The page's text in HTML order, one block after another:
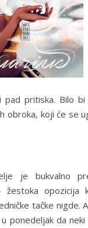
pad pritiska. Bilo
obroka, koji će se
je bukvalno
opozicija
tačke nigde.
ponedeljak da neki